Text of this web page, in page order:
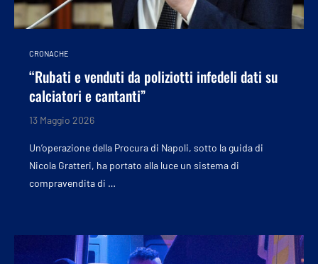
CRONACHE
“Rubati e venduti da poliziotti infedeli dati su
calciatori e cantanti”
13 Maggio 2026
Un’operazione della Procura di Napoli, sotto la guida di
Nicola Gratteri, ha portato alla luce un sistema di
compravendita di …